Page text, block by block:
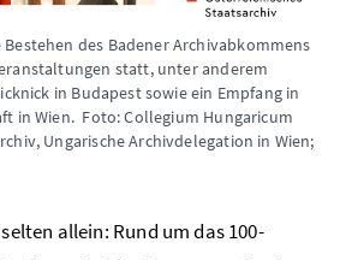
des Badener Archivabkommens
statt, unter anderem
in Budapest sowie ein Empfang in
in Wien. Foto: Collegium Hungaricum
Ungarische Archivdelegation in Wien;
allein: Rund um das 100-